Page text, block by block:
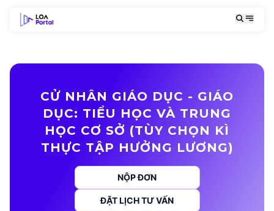
CỬ NHÂN GIÁO DỤC - GIÁO
DỤC: TIỂU HỌC VÀ TRUNG
HỌC CƠ SỞ (TÙY CHỌN KÌ
THỰC TẬP HƯỞNG LƯƠNG)
NỘP ĐƠN
ĐẶT LỊCH TƯ VẤN